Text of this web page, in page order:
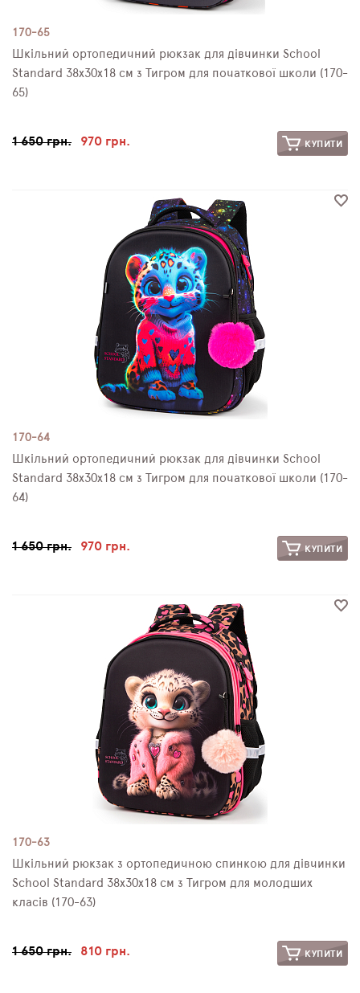
170-65
Шкільний ортопедичний рюкзак для дівчинки School
Standard 38х30х18 см з Тигром для початкової школи (170-
65)
1 650 грн. 970 грн. КУПИТИ
170-64
Шкільний ортопедичний рюкзак для дівчинки School
Standard 38х30х18 см з Тигром для початкової школи (170-
64)
1 650 грн. 970 грн. КУПИТИ
170-63
Шкільний рюкзак з ортопедичною спинкою для дівчинки
School Standard 38х30х18 см з Тигром для молодших
класів (170-63)
1 650 грн. 810 грн. КУПИТИ